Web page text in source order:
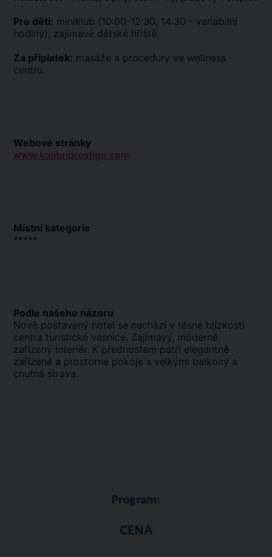
Pro děti: miniklub (10:00-12:30, 14:30 - variabilní
hodiny), zajímavé dětské hřiště.
Za příplatek: masáže a procedury ve wellness
centru.
Webové stránky
www.kolibriprestige.com
Místní kategorie
*****
Podle našeho názoru
Nově postavený hotel se nachází v těsné blízkosti
centra turistické vesnice. Zajímavý, moderně
zařízený interiér. K přednostem patří elegantně
zařízené a prostorné pokoje s velkými balkony a
chutná strava.
Program:
CENA